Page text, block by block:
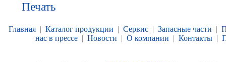
Печать
Главная| Каталог продукции | Сервис| Запасные части |
нас в прессе| Новости | О компании | Контакты|